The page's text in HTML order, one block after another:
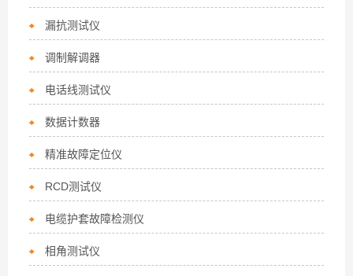
漏抗测试仪
调制解调器
电话线测试仪
数据计数器
精准故障定位仪
RCD测试仪
电缆护套故障检测仪
相角测试仪